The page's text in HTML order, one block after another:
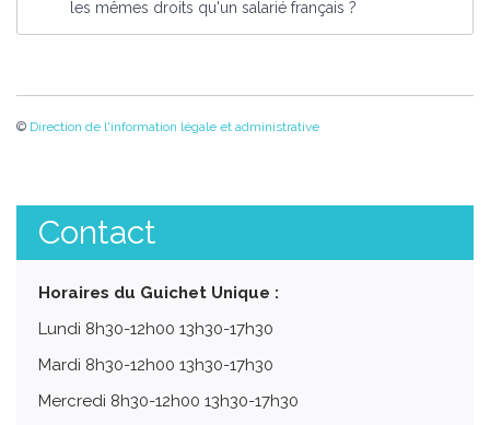
les mêmes droits qu'un salarié français ?
© Direction de l'information légale et administrative
Contact
Horaires du Guichet Unique :
Lundi 8h30-12h00 13h30-17h30
Mardi 8h30-12h00 13h30-17h30
Mercredi 8h30-12h00 13h30-17h30